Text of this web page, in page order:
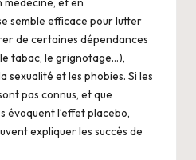
semble efficace pour lutter
de certaines dépendances
tabac, le grignotage…),
sexualité et les phobies. Si les
pas connus, et que
évoquent l’effet placebo,
expliquer les succès de